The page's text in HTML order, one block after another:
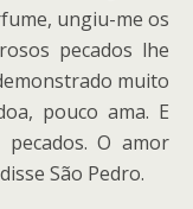
ungiu-me os
pecados lhe
muito
pouco ama. E
O amor
São Pedro.